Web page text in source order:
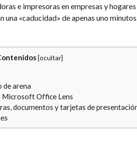
e impresoras en empresas y
una «caducidad» de apenas uno
[ocultar]
arena
Microsoft Office Lens
documentos y tarjetas de